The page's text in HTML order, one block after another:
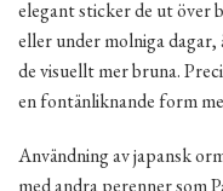
elegant sticker de ut över
eller under molniga dagar,
de visuellt mer bruna.
en fontänliknande form
Användning av japansk